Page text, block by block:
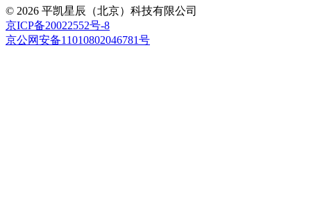
© 2026 平凯星辰（北京）科技有限公司
京ICP备20022552号-8
京公网安备11010802046781号